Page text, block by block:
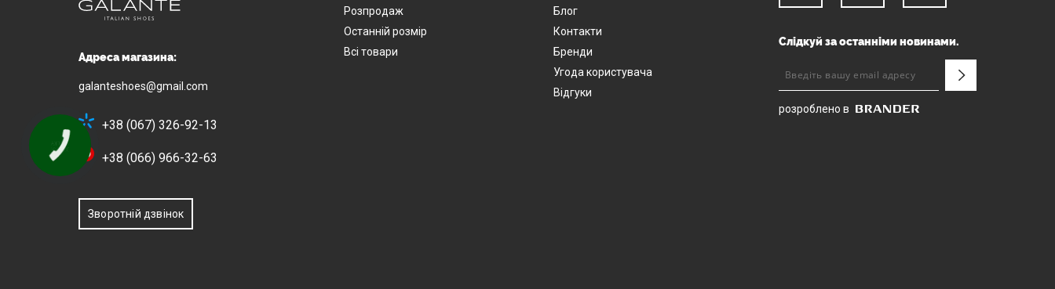
Адреса магазина:
galanteshoes@gmail.com
+38 (067) 326-92-13
+38 (066) 966-32-63
Зворотній дзвінок
Розпродаж
Останній розмір
Всі товари
Блог
Контакти
Бренди
Угода користувача
Відгуки
Слідкуй за останніми новинами.
розроблено в